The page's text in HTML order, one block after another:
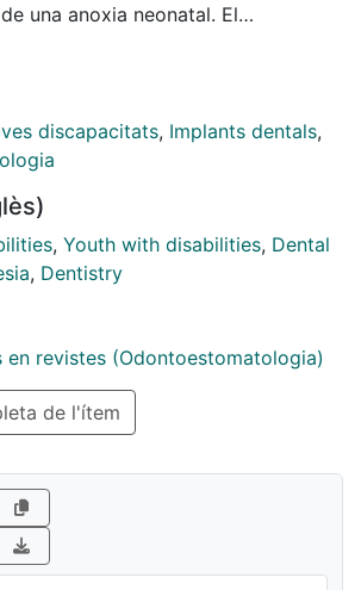
una anoxia neonatal. El
a cabo bajo anestesia general y
periodontal, exodoncia de
y rehabilitación con prótesis fija
discapacitats, Implants dentals,
, Youth with disabilities, Dental
, Dentistry
revistes (Odontoestomatologia)
de l'ítem